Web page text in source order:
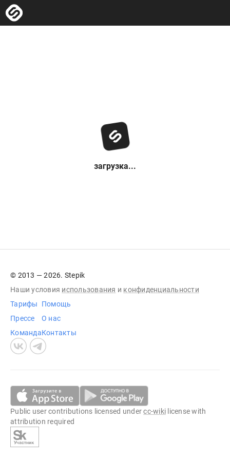
загрузка...
© 2013 — 2026. Stepik
Наши условия использования и конфиденциальности
Тарифы
Прессе
Команда
Помощь
О нас
Контакты
Public user contributions licensed undercc-wiki license with
attribution required